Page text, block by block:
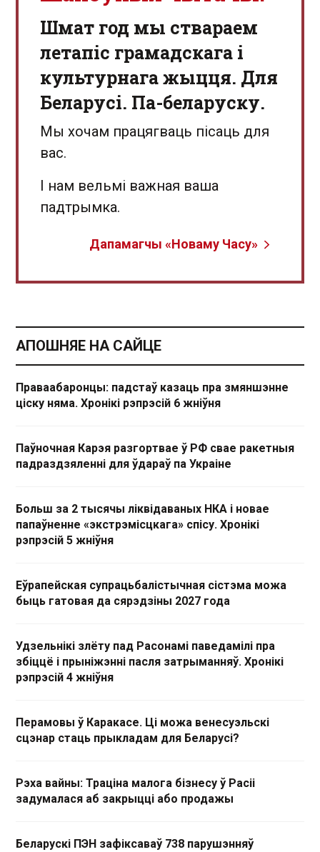
Шмат год мы ствараем
летапіс грамадскага і
культурнага жыцця. Для
Беларусі. Па-беларуску.
Мы хочам працягваць пісаць для
вас.
І нам вельмі важная ваша
падтрымка.
Дапамагчы «Новаму Часу»
АПОШНЯЕ НА САЙЦЕ
Праваабаронцы: падстаў казаць пра змяншэнне
ціску няма. Хронікі рэпрэсій 6 жніўня
Паўночная Карэя разгортвае ў РФ свае ракетныя
падраздзяленні для ўдараў па Украіне
Больш за 2 тысячы ліквідаваных НКА і новае
папаўненне «экстрэмісцкага» спісу. Хронікі
рэпрэсій 5 жніўня
Еўрапейская супрацьбалістычная сістэма можа
быць гатовая да сярэдзіны 2027 года
Удзельнікі злёту пад Расонамі паведамілі пра
збіццё і прыніжэнні пасля затрыманняў. Хронікі
рэпрэсій 4 жніўня
Перамовы ў Каракасе. Ці можа венесуэльскі
сцэнар стаць прыкладам для Беларусі?
Рэха вайны: Траціна малога бізнесу ў Расіі
задумалася аб закрыцці або продажы
Беларускі ПЭН зафіксаваў 738 парушэнняў